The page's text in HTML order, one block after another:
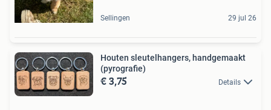
Sellingen 29 jul 26
Houten sleutelhangers, handgemaakt
(pyrografie)
€ 3,75 Details